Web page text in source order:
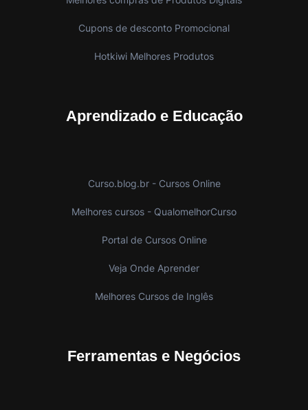
Cupons de desconto Promocional
Hotkiwi Melhores Produtos
Aprendizado e Educação
Curso.blog.br - Cursos Online
Melhores cursos - QualomelhorCurso
Portal de Cursos Online
Veja Onde Aprender
Melhores Cursos de Inglês
Ferramentas e Negócios